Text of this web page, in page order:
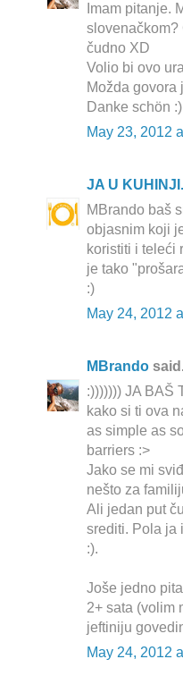
Imam pitanje.
slovenačkom?
čudno XD
Volio bi ovo
Možda govora
Danke schön :)
May 23, 2012
JA U
MBrando baš
objasnim koji
koristiti i teleći
je tako
:)
May 24, 2012
MBrando
:))))))) JA BAŠ
kako si ti ova
as simple as
barriers :>
Jako se mi
nešto za
Ali jedan put
srediti. Pola ja
:).
Joše jedno
2+ sata (volim
jeftiniju
May 24, 2012